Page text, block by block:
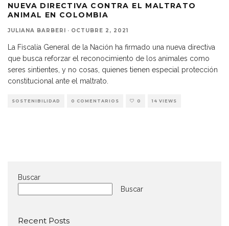
NUEVA DIRECTIVA CONTRA EL MALTRATO
ANIMAL EN COLOMBIA
JULIANA BARBERI · OCTUBRE 2, 2021
La Fiscalía General de la Nación ha firmado una nueva directiva
que busca reforzar el reconocimiento de los animales como
seres sintientes, y no cosas, quienes tienen especial protección
constitucional ante el maltrato.
SOSTENIBILIDAD 0 COMENTARIOS 0 14 VIEWS
Buscar
Buscar
Recent Posts